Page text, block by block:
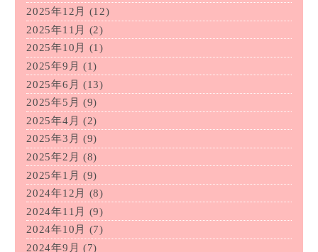
2025年12月
(12)
2025年11月
(2)
2025年10月
(1)
2025年9月 (1)
2025年6月 (13)
2025年5月 (9)
2025年4月 (2)
2025年3月 (9)
2025年2月 (8)
2025年1月 (9)
2024年12月
(8)
2024年11月
(9)
2024年10月
(7)
2024年9月 (7)